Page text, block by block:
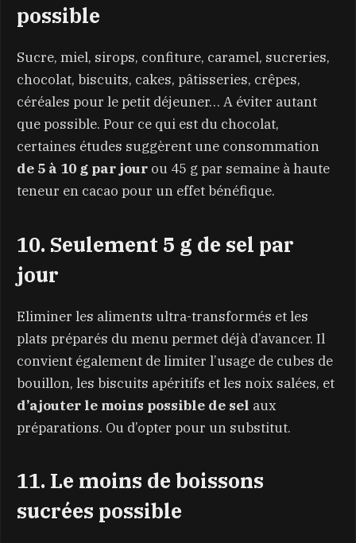
possible
Sucre, miel, sirops, confiture, caramel, sucreries,
chocolat, biscuits, cakes, pâtisseries, crêpes,
céréales pour le petit déjeuner… A éviter autant
que possible. Pour ce qui est du chocolat,
certaines études suggèrent une consommation
de 5 à 10 g par jour ou 45 g par semaine à haute
teneur en cacao pour un effet bénéfique.
10. Seulement 5 g de sel par
jour
Eliminer les aliments ultra-transformés et les
plats préparés du menu permet déjà d’avancer. Il
convient également de limiter l’usage de cubes de
bouillon, les biscuits apéritifs et les noix salées, et
d’ajouter le moins possible de sel aux
préparations. Ou d’opter pour un substitut.
11. Le moins de boissons
sucrées possible